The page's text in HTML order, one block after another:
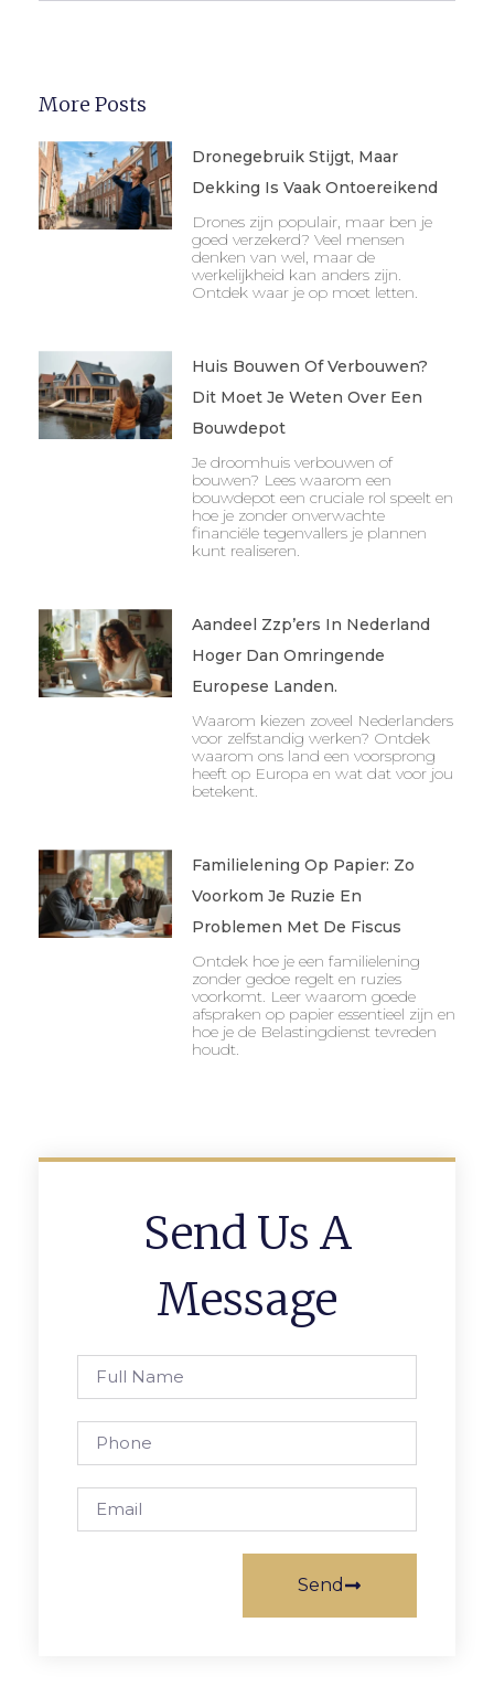
More Posts
Dronegebruik Stijgt, Maar
Dekking Is Vaak Ontoereikend
Drones zijn populair, maar ben je
goed verzekerd? Veel mensen
denken van wel, maar de
werkelijkheid kan anders zijn.
Ontdek waar je op moet letten.
Huis Bouwen Of Verbouwen?
Dit Moet Je Weten Over Een
Bouwdepot
Je droomhuis verbouwen of
bouwen? Lees waarom een
bouwdepot een cruciale rol speelt en
hoe je zonder onverwachte
financiële tegenvallers je plannen
kunt realiseren.
Aandeel Zzp’ers In Nederland
Hoger Dan Omringende
Europese Landen.
Waarom kiezen zoveel Nederlanders
voor zelfstandig werken? Ontdek
waarom ons land een voorsprong
heeft op Europa en wat dat voor jou
betekent.
Familielening Op Papier: Zo
Voorkom Je Ruzie En
Problemen Met De Fiscus
Ontdek hoe je een familielening
zonder gedoe regelt en ruzies
voorkomt. Leer waarom goede
afspraken op papier essentieel zijn en
hoe je de Belastingdienst tevreden
houdt.
Send Us A
Message
Send